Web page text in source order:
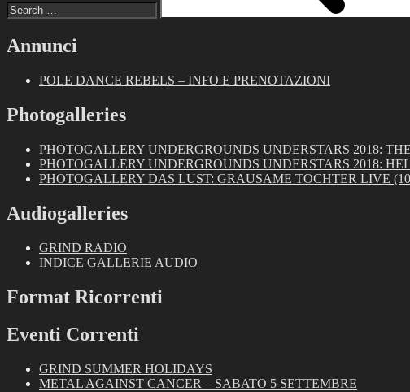
Annunci
POLE DANCE REBELS – INFO E PRENOTAZIONI
Photogalleries
PHOTOGALLERY UNDERGROUNDS UNDERSTARS 2018:
PHOTOGALLERY UNDERGROUNDS UNDERSTARS 2018:
PHOTOGALLERY DAS LUST: GRAUSAME TOCHTER LIVE
Audiogalleries
GRIND RADIO
INDICE GALLERIE AUDIO
Format Ricorrenti
Eventi Correnti
GRIND SUMMER HOLIDAYS
METAL AGAINST CANCER – SABATO 5 SETTEMBRE